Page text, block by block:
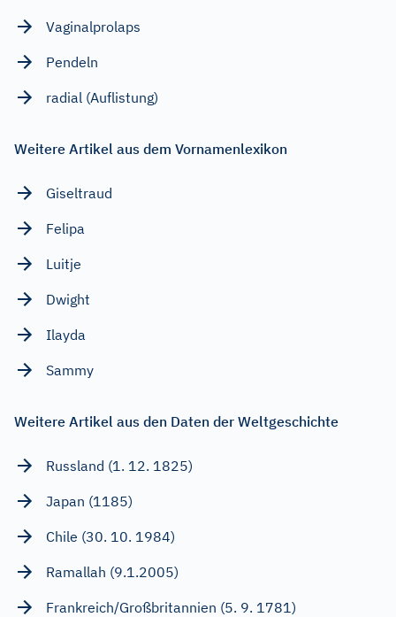
Vaginalprolaps
Pendeln
radial (Auflistung)
Weitere Artikel aus dem Vornamenlexikon
Giseltraud
Felipa
Luitje
Dwight
Ilayda
Sammy
Weitere Artikel aus den Daten der Weltgeschichte
Russland (1. 12. 1825)
Japan (1185)
Chile (30. 10. 1984)
Ramallah (9.1.2005)
Frankreich/Großbritannien (5. 9. 1781)